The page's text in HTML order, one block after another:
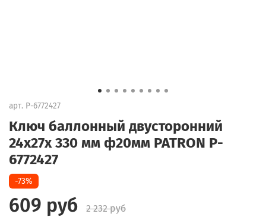
арт. P-6772427
Ключ баллонный двусторонний
24х27х 330 мм ф20мм PATRON P-
6772427
-73%
609 руб
2 232 руб